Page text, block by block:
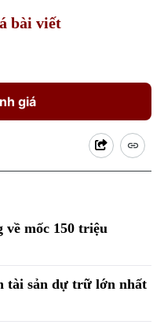
bài viết
giá
về mốc 150 triệu
tài sản dự trữ lớn nhất